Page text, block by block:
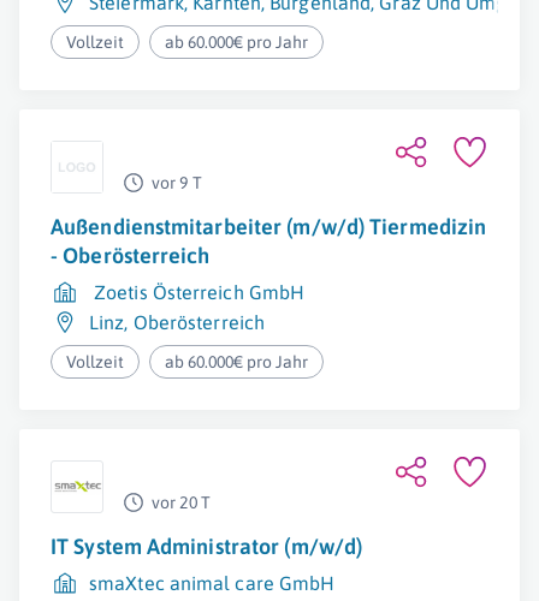
Vollzeit ab 60.000€ pro Jahr
vor 9 T
Außendienstmitarbeiter (m/w/d) Tiermedizin
- Oberösterreich
Zoetis Österreich GmbH
Linz, Oberösterreich
Vollzeit ab 60.000€ pro Jahr
vor 20 T
IT System Administrator (m/w/d)
smaXtec animal care GmbH